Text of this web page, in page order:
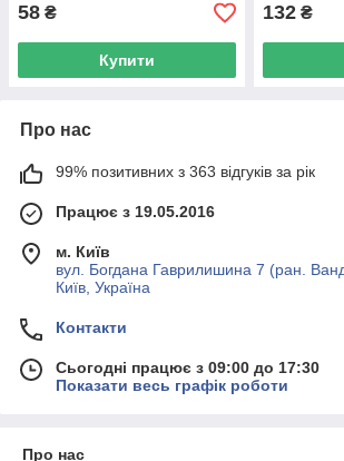
58 ₴
Купити
132 ₴
Про нас
99% позитивних з 363 відгуків за рік
Працює з 19.05.2016
м. Київ
вул. Богдана Гаврилишина 7 (ран.
Київ, Україна
Контакти
Сьогодні працює з 09:00 до 17:30
Показати весь графік роботи
Про нас